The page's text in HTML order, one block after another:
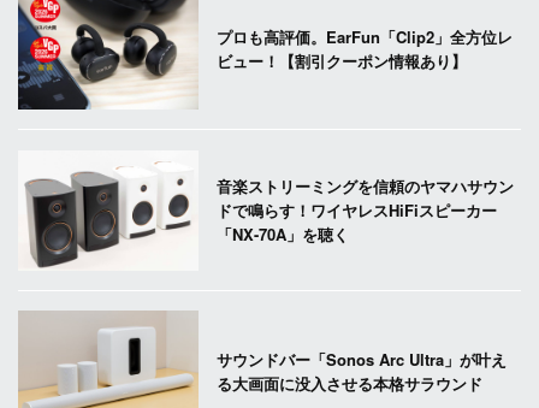
プロも高評価。EarFun「Clip2」全方位レ
ビュー！【割引クーポン情報あり】
音楽ストリーミングを信頼のヤマハサウン
ドで鳴らす！ワイヤレスHiFiスピーカー
「NX-70A」を聴く
サウンドバー「Sonos Arc Ultra」が叶え
る大画面に没入させる本格サラウンド